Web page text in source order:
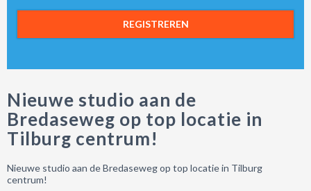
REGISTREREN
Nieuwe studio aan de
Bredaseweg op top locatie in
Tilburg centrum!
Nieuwe studio aan de Bredaseweg op top locatie in Tilburg
centrum!